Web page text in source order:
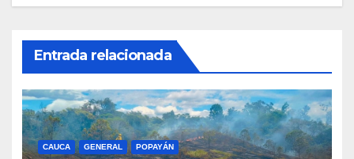
Entrada relacionada
CAUCA GENERAL POPAYÁN